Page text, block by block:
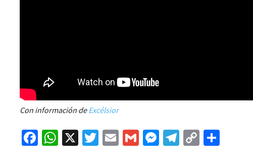
Con información deExcélsior
Fa W X
T
E
G
M Te C